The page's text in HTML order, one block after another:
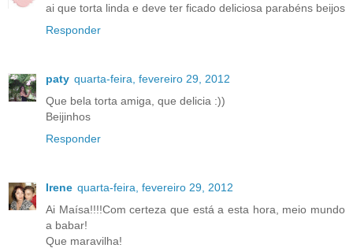
ai que torta linda e deve ter ficado deliciosa parabéns beijos
Responder
paty quarta-feira, fevereiro 29, 2012
Que bela torta amiga, que delicia :))
Beijinhos
Responder
Irene quarta-feira, fevereiro 29, 2012
Ai Maísa!!!!Com certeza que está a esta hora, meio mundo
a babar!
Que maravilha!